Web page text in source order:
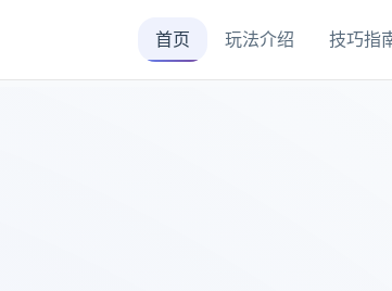
首页 玩法介绍 技巧指